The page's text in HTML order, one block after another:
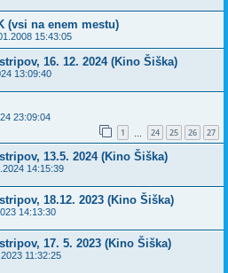
(vsi na enem mestu)
15:43:05
16. 12. 2024 (Kino Šiška)
13:09:40
23:09:04
1 24 25 26 27
13.5. 2024 (Kino Šiška)
14:15:39
18.12. 2023 (Kino Šiška)
14:13:30
17. 5. 2023 (Kino Šiška)
11:32:25